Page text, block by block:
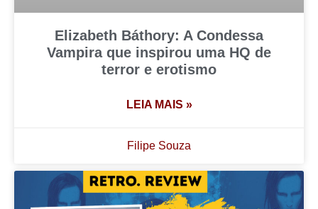
Elizabeth Báthory: A Condessa
Vampira que inspirou uma HQ de
terror e erotismo
LEIA MAIS »
Filipe Souza